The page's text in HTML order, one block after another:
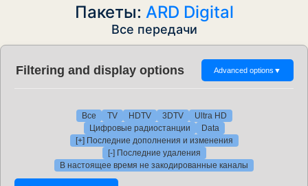
Пакеты: ARD Digital
Все передачи
Filtering and display options Advanced options ▼
Все TV HDTV 3DTV
Ultra HD
Цифровые радиостанции
Data
[+] Последние дополнения и изменения
[-] Последние удаления
В настоящее время не закодированные каналы